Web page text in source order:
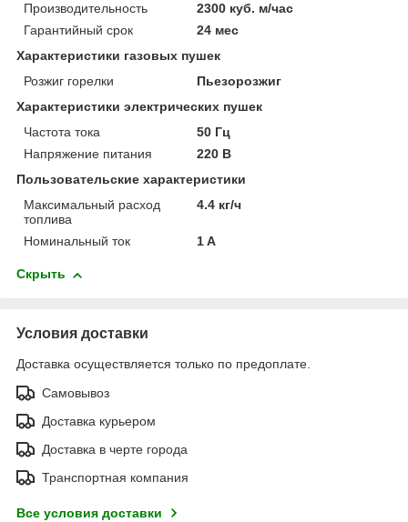
Производительность
2300 куб. м/час
Гарантийный срок
24 мес
Характеристики газовых пушек
Розжиг горелки
Пьезорозжиг
Характеристики электрических пушек
Частота тока
50 Гц
Напряжение питания
220 В
Пользовательские характеристики
Максимальный расход
топлива
4.4 кг/ч
Номинальный ток 1 A
Скрыть
Условия доставки
Доставка осуществляется только по предоплате.
Самовывоз
Доставка курьером
Доставка в черте города
Транспортная компания
Все условия доставки